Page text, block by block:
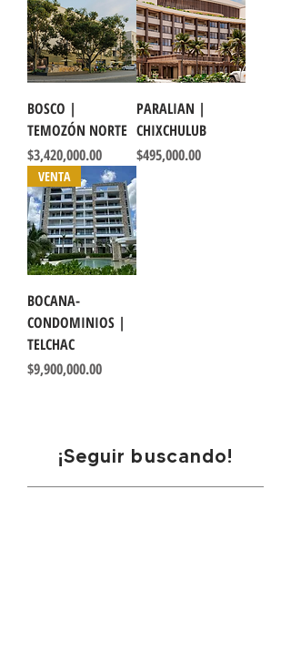
BOSCO |
TEMOZÓN NORTE
Precio
$3,420,000.00
PARALIAN |
CHIXCHULUB
Precio
$495,000.00
VENTA
BOCANA-
CONDOMINIOS |
TELCHAC
Precio
$9,900,000.00
¡Seguir buscando!